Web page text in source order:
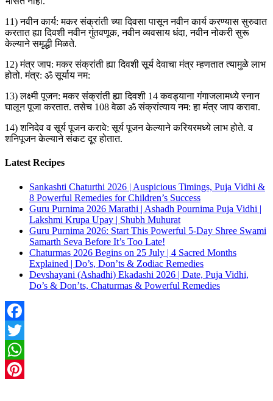
11) नवीन कार्य: मकर संक्रांती च्या दिवसा पासून नवीन कार्य करण्यास सुरुवात
करतात ह्या दिवशी नवीन गुंतवणूक, नवीन व्यवसाय धंदा, नवीन नोकरी सुरू
केल्याने समृद्धी मिळते.
12) मंत्र जाप: मकर संक्रांती ह्या दिवशी सूर्य देवाचा मंत्र म्हणतात त्यामुळे लाभ
होतो. मंत्र: ॐ सूर्याय नम:
13) लक्ष्मी पूजन: मकर संक्रांती ह्या दिवशी 14 कवड्याना गंगाजलामध्ये स्नान
घालून पूजा करतात. तसेच 108 वेळा ॐ संक्रांत्याय नम: हा मंत्र जाप करावा.
14) शनिदेव व सूर्य पूजन करावे: सूर्य पूजन केल्याने करियरमध्ये लाभ होते. व
शनिपूजन केल्याने संकट दूर होतात.
Latest Recipes
Sankashti Chaturthi 2026 | Auspicious Timings, Puja Vidhi &
8 Powerful Remedies for Children’s Success
Guru Purnima 2026 Marathi | Ashadh Pournima Puja Vidhi |
Lakshmi Krupa Upay | Shubh Muhurat
Guru Purnima 2026: Start This Powerful 5-Day Shree Swami
Samarth Seva Before It’s Too Late!
Chaturmas 2026 Begins on 25 July | 4 Sacred Months
Explained | Do’s, Don’ts & Zodiac Remedies
Devshayani (Ashadhi) Ekadashi 2026 | Date, Puja Vidhi,
Do’s & Don’ts, Chaturmas & Powerful Remedies
Facebook
Twitter
WhatsApp